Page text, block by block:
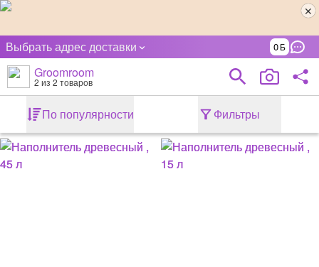
Выбрать адрес доставки 0
Groomroom
2 из 2 товаров
По популярности Фильтры